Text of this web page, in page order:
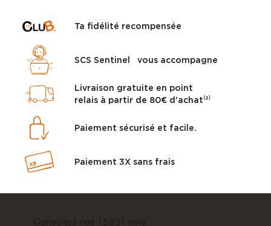
Ta fidélité recompensée
SCS Sentinel vous accompagne
Livraison gratuite en point
relais à partir de 80€ d'achat⁽²⁾
Paiement sécurisé et facile.
Paiement 3X sans frais